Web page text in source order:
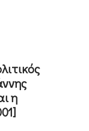
η